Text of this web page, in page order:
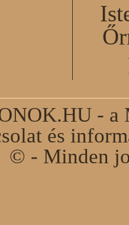
- a
és
© - Minden